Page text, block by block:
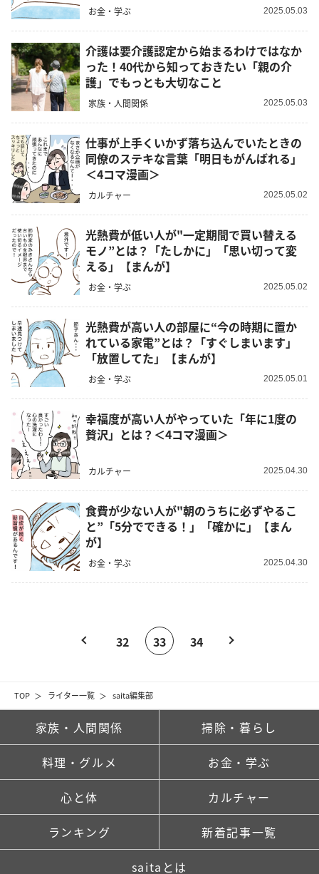
TOP ライター一覧 saita編集部
お金・学ぶ 2025.05.03
介護は要介護認定から始まるわけではなか
った！40代から知っておきたい「親の介
護」でもっとも大切なこと
家族・人間関係 2025.05.03
仕事が上手くいかず落ち込んでいたときの
同僚のステキな言葉「明日もがんばれる」
＜4コマ漫画＞
カルチャー 2025.05.02
光熱費が低い人が"一定期間で買い替える
モノ”とは？「たしかに」「思い切って変
える」【まんが】
お金・学ぶ 2025.05.02
光熱費が高い人の部屋に“今の時期に置か
れている家電”とは？「すぐしまいます」
「放置してた」【まんが】
お金・学ぶ 2025.05.01
幸福度が高い人がやっていた「年に1度の
贅沢」とは？＜4コマ漫画＞
カルチャー 2025.04.30
食費が少ない人が"朝のうちに必ずやるこ
と”「5分でできる！」「確かに」【まん
が】
お金・学ぶ 2025.04.30
32 33 34
家族・人間関係 掃除・暮らし
料理・グルメ お金・学ぶ
心と体 カルチャー
ランキング 新着記事一覧
saitaとは